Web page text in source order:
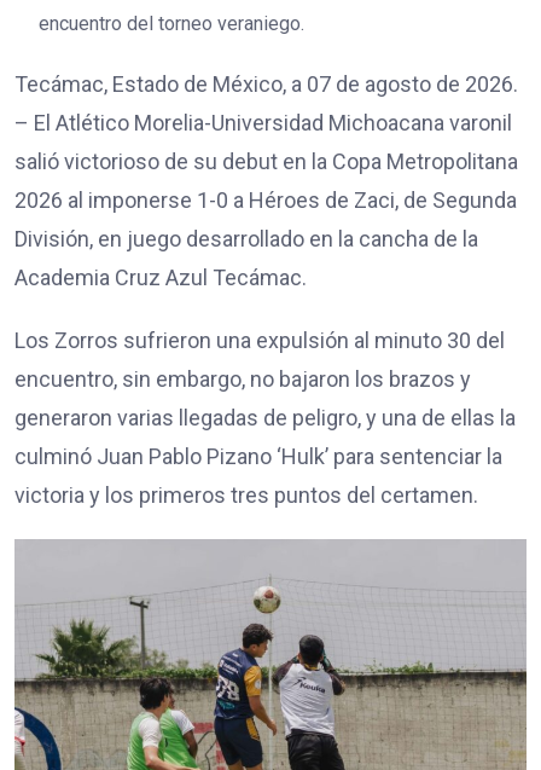
encuentro del torneo veraniego.
Tecámac, Estado de México, a 07 de agosto de 2026.
– El Atlético Morelia-Universidad Michoacana varonil
salió victorioso de su debut en la Copa Metropolitana
2026 al imponerse 1-0 a Héroes de Zaci, de Segunda
División, en juego desarrollado en la cancha de la
Academia Cruz Azul Tecámac.
Los Zorros sufrieron una expulsión al minuto 30 del
encuentro, sin embargo, no bajaron los brazos y
generaron varias llegadas de peligro, y una de ellas la
culminó Juan Pablo Pizano ‘Hulk’ para sentenciar la
victoria y los primeros tres puntos del certamen.